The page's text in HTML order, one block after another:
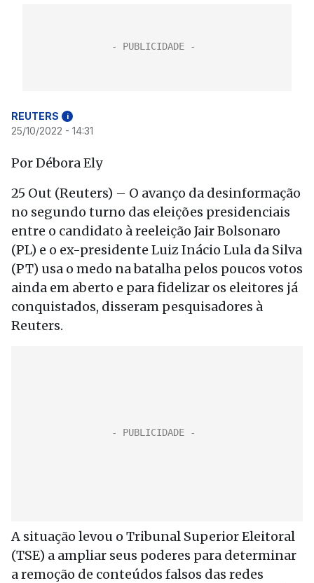
REUTERS i
25/10/2022 - 14:31
Por Débora Ely
25 Out (Reuters) – O avanço da desinformação
no segundo turno das eleições presidenciais
entre o candidato à reeleição Jair Bolsonaro
(PL) e o ex-presidente Luiz Inácio Lula da Silva
(PT) usa o medo na batalha pelos poucos votos
ainda em aberto e para fidelizar os eleitores já
conquistados, disseram pesquisadores à
Reuters.
A situação levou o Tribunal Superior Eleitoral
(TSE) a ampliar seus poderes para determinar
a remoção de conteúdos falsos das redes